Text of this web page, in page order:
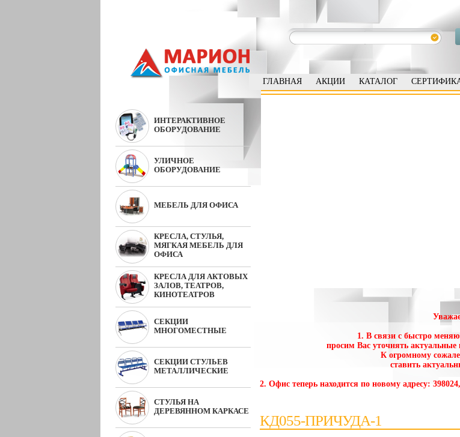
ГЛАВНАЯ АКЦИИ КАТАЛОГ
ИНТЕРАКТИВНОЕ
ОБОРУДОВАНИЕ
УЛИЧНОЕ
ОБОРУДОВАНИЕ
МЕБЕЛЬ ДЛЯ ОФИСА
КРЕСЛА, СТУЛЬЯ,
МЯГКАЯ МЕБЕЛЬ ДЛЯ
ОФИСА
КРЕСЛА ДЛЯ АКТОВЫХ
ЗАЛОВ, ТЕАТРОВ,
КИНОТЕАТРОВ
СЕКЦИИ
МНОГОМЕСТНЫЕ
СЕКЦИИ СТУЛЬЕВ
МЕТАЛЛИЧЕСКИЕ
СТУЛЬЯ НА
ДЕРЕВЯННОМ КАРКАСЕ
1. В связи с быстро
просим Вас уточнять
К огромному
ставить
2. Офис теперь находится по новому адресу:
КД055-ПРИЧУДА-1